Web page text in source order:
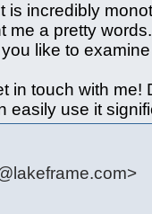
is incredibly
me a pretty words.
like to
in touch with me!
easily use it